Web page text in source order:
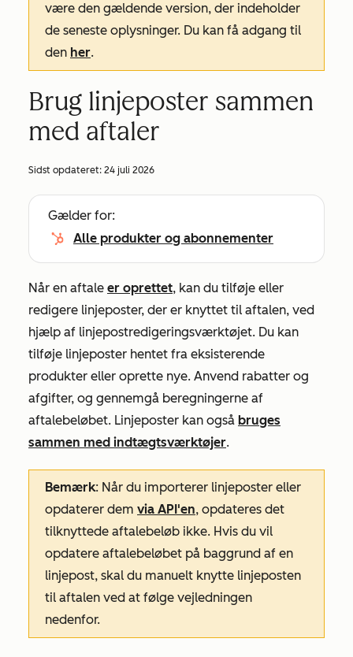
være den gældende version, der indeholder
de seneste oplysninger. Du kan få adgang til
den her.
Brug linjeposter sammen
med aftaler
Sidst opdateret: 24 juli 2026
Gælder for:
Alle produkter og abonnementer
Når en aftale er oprettet, kan du tilføje eller
redigere linjeposter, der er knyttet til aftalen, ved
hjælp af linjepostredigeringsværktøjet. Du kan
tilføje linjeposter hentet fra eksisterende
produkter eller oprette nye. Anvend rabatter og
afgifter, og gennemgå beregningerne af
aftalebeløbet. Linjeposter kan også bruges
sammen med indtægtsværktøjer.
Bemærk: Når du importerer linjeposter eller
opdaterer dem via API'en, opdateres det
tilknyttede aftalebeløb ikke. Hvis du vil
opdatere aftalebeløbet på baggrund af en
linjepost, skal du manuelt knytte linjeposten
til aftalen ved at følge vejledningen
nedenfor.